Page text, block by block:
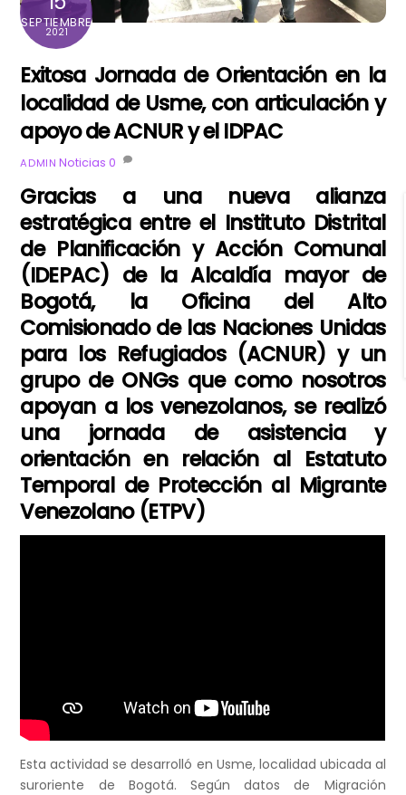
SEPTIEMBRE
2021
Exitosa Jornada de Orientación en la
localidad de Usme, con articulación y
apoyo de ACNUR y el IDPAC
ADMIN Noticias 0
Gracias a una nueva alianza
estratégica entre el Instituto Distrital
de Planificación y Acción Comunal
(IDEPAC) de la Alcaldía mayor de
Bogotá, la Oficina del Alto
Comisionado de las Naciones Unidas
para los Refugiados (ACNUR) y un
grupo de ONGs que como nosotros
apoyan a los venezolanos, se realizó
una jornada de asistencia y
orientación en relación al Estatuto
Temporal de Protección al Migrante
Venezolano (ETPV)
Esta actividad se desarrolló en Usme, localidad ubicada al
suroriente de Bogotá. Según datos de Migración